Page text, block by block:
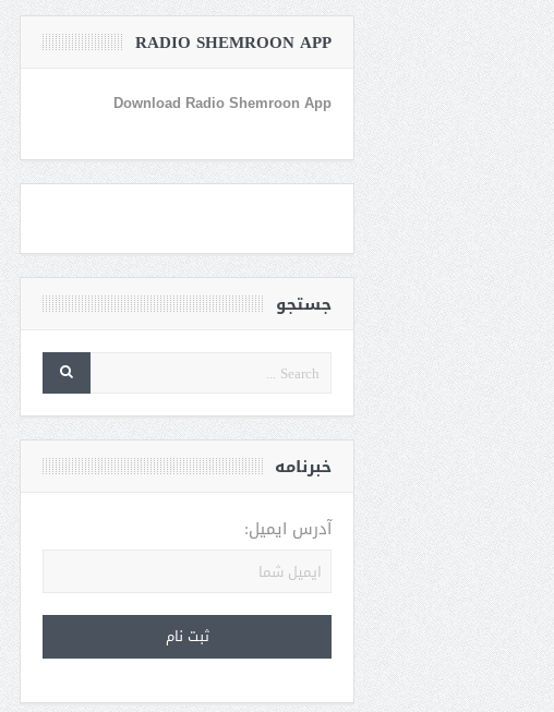
RADIO SHEMROON APP
Download Radio Shemroon App
جستجو
خبرنامه
آدرس ایمیل: